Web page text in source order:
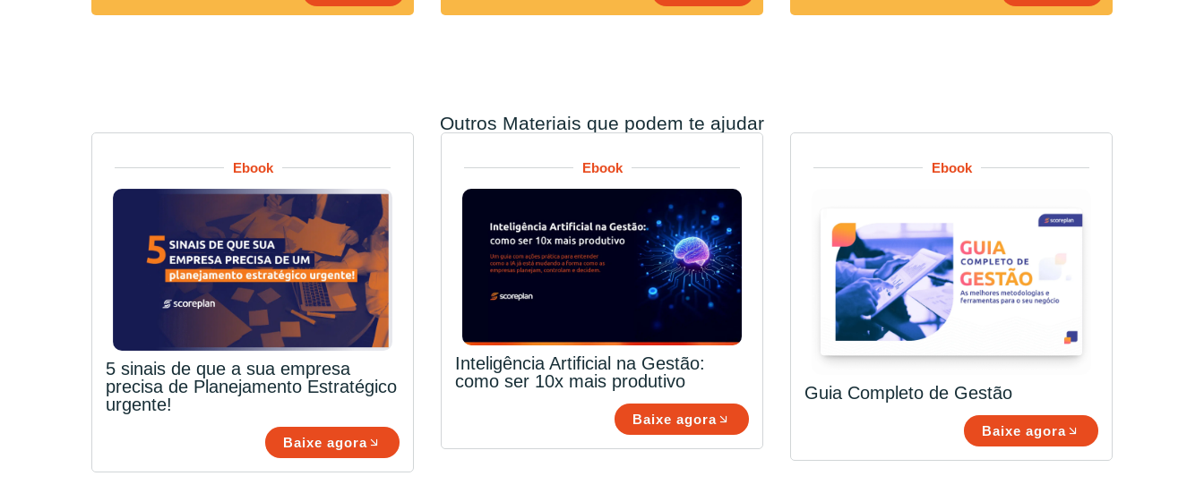
Outros Materiais que podem te ajudar
Ebook
5 sinais de que a sua empresa
precisa de Planejamento Estratégico
urgente!
Baixe agora
Ebook
Inteligência Artificial na Gestão:
como ser 10x mais produtivo
Baixe agora
Ebook
Guia Completo de Gestão
Baixe agora